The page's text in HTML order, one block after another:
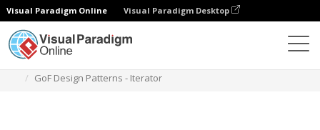
Visual Paradigm Online Visual Paradigm Desktop
GoF Design Patterns - Iterator